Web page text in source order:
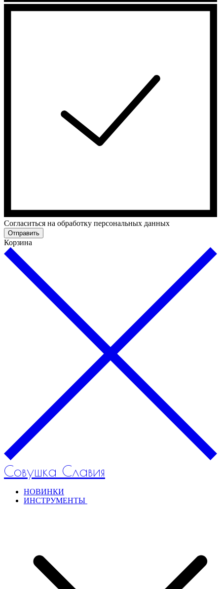
Cогласиться на обработку персональных данных
Отправить
Корзина
Совушка Славия
НОВИНКИ
ИНСТРУМЕНТЫ